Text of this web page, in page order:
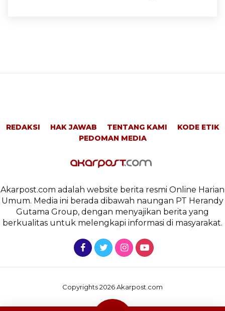
REDAKSI HAK JAWAB TENTANG KAMI
KODE ETIK
PEDOMAN MEDIA
Akarpost.com adalah website berita resmi Online Harian
Umum. Media ini berada dibawah naungan PT Herandy
Gutama Group, dengan menyajikan berita yang
berkualitas untuk melengkapi informasi di masyarakat.
Copyrights 2026 Akarpost.com